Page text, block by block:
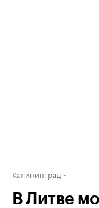
Калининград
В Литве